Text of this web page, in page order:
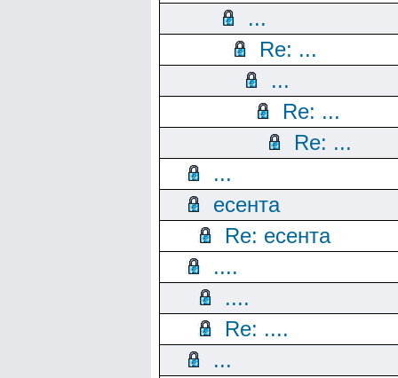
...
Re: ...
...
Re: ...
Re: ...
...
есента
Re: есента
....
....
Re: ....
...